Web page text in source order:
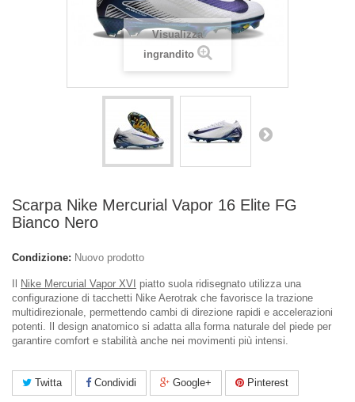
Visualizza
ingrandito
Scarpa Nike Mercurial Vapor 16 Elite FG
Bianco Nero
Condizione: Nuovo prodotto
Nike Mercurial Vapor XVI piatto suola ridisegnato utilizza una
configurazione di tacchetti Nike Aerotrak che favorisce la trazione
multidirezionale, permettendo cambi di direzione rapidi e accelerazioni
potenti. Il design anatomico si adatta alla forma naturale del piede per
garantire comfort e stabilità anche nei movimenti più intensi.
Twitta Condividi Google+ Pinterest